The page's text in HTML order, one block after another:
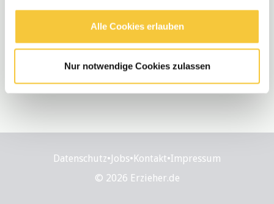
Alle Cookies erlauben
Nur notwendige Cookies zulassen
Datenschutz•Jobs•Kontakt•Impressum
© 2026 Erzieher.de